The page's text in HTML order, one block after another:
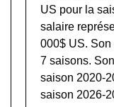
US pour la
salaire
000$ US. Son
7 saisons.
saison 2020-
saison 2026-